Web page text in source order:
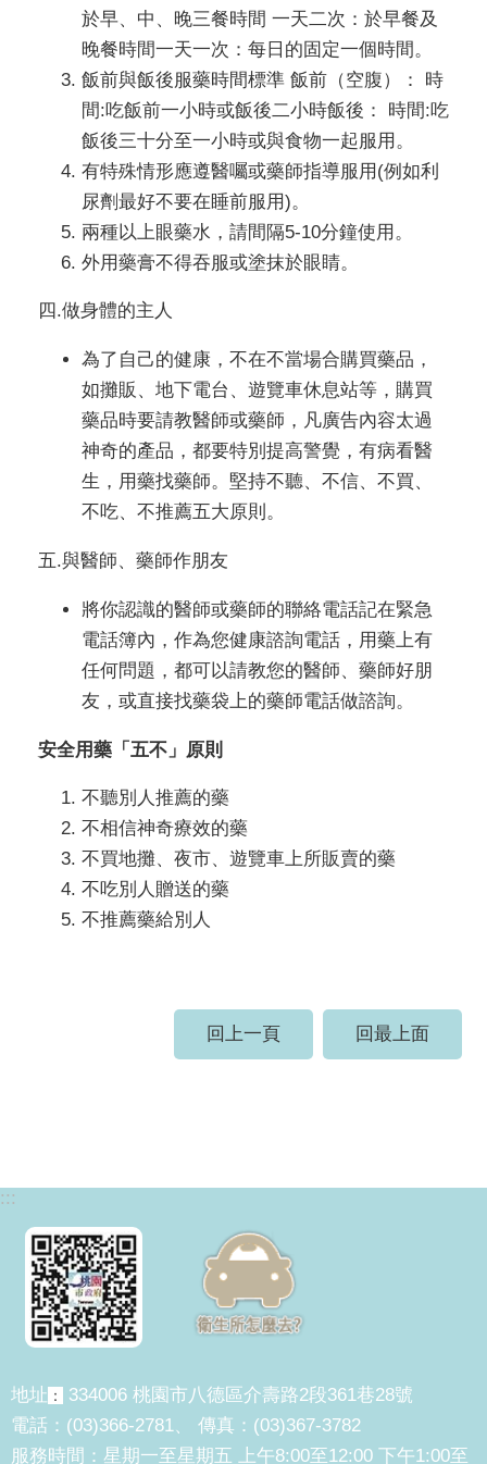
於早、中、晚三餐時間 一天二次：於早餐及
晚餐時間一天一次：每日的固定一個時間。
飯前與飯後服藥時間標準 飯前（空腹）： 時
間:吃飯前一小時或飯後二小時飯後： 時間:吃
飯後三十分至一小時或與食物一起服用。
有特殊情形應遵醫囑或藥師指導服用(例如利
尿劑最好不要在睡前服用)。
兩種以上眼藥水，請間隔5-10分鐘使用。
外用藥膏不得吞服或塗抹於眼睛。
四.做身體的主人
為了自己的健康，不在不當場合購買藥品，
如攤販、地下電台、遊覽車休息站等，購買
藥品時要請教醫師或藥師，凡廣告內容太過
神奇的產品，都要特別提高警覺，有病看醫
生，用藥找藥師。堅持不聽、不信、不買、
不吃、不推薦五大原則。
五.與醫師、藥師作朋友
將你認識的醫師或藥師的聯絡電話記在緊急
電話簿內，作為您健康諮詢電話，用藥上有
任何問題，都可以請教您的醫師、藥師好朋
友，或直接找藥袋上的藥師電話做諮詢。
安全用藥「五不」原則
不聽別人推薦的藥
不相信神奇療效的藥
不買地攤、夜市、遊覽車上所販賣的藥
不吃別人贈送的藥
不推薦藥給別人
回上一頁 回最上面
:::
地址 ：
334006 桃園市八德區介壽路2段361巷28號
電話：(03)366-2781、 傳真：(03)367-3782
服務時間：星期一至星期五 上午8:00至12:00 下午1:00至